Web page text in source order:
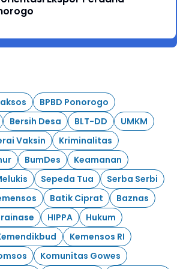
BPBD Ponorogo
Bersih Desa BLT-DD
UMKM
Vaksin
Kriminalitas
BumDes
Keamanan
Sepeda Tua
Serba Serbi
Batik Ciprat
Baznas
HIPPA
Hukum
Kemensos RI
Komunitas Gowes